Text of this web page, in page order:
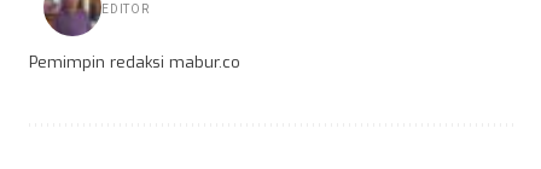
EDITOR
Pemimpin redaksi mabur.co